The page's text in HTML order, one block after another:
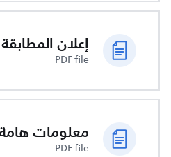
PDF file
معلومات
PDF file